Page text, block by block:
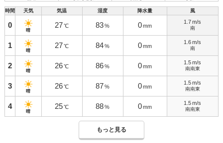
時間 天気 気温 湿度 降水量 風
0
晴
27 ℃ 83 % 0 mm
1.7 m/s
南
1
晴
27 ℃ 84 % 0 mm
1.6 m/s
南
2
晴
26 ℃ 86 % 0 mm
1.5 m/s
南南東
3
晴
26 ℃ 87 % 0 mm
1.5 m/s
南南東
4
晴
25 ℃ 88 % 0 mm
1.5 m/s
南南東
もっと見る